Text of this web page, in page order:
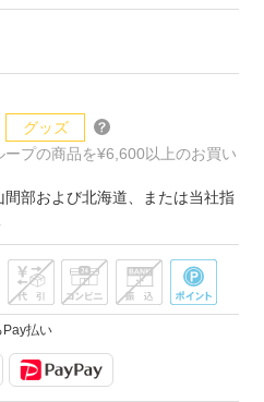
グッズ
ープの商品を¥6,600以上のお買い
部および北海道、または当社指
Pay払い